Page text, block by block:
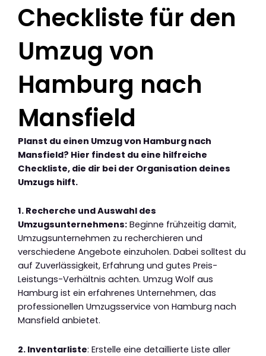
Checkliste für den
Umzug von
Hamburg nach
Mansfield
Planst du einen Umzug von Hamburg nach
Mansfield? Hier findest du eine hilfreiche
Checkliste, die dir bei der Organisation deines
Umzugs hilft.
1. Recherche und Auswahl des
Umzugsunternehmens: Beginne frühzeitig damit,
Umzugsunternehmen zu recherchieren und
verschiedene Angebote einzuholen. Dabei solltest du
auf Zuverlässigkeit, Erfahrung und gutes Preis-
Leistungs-Verhältnis achten. Umzug Wolf aus
Hamburg ist ein erfahrenes Unternehmen, das
professionellen Umzugsservice von Hamburg nach
Mansfield anbietet.
2. Inventarliste: Erstelle eine detaillierte Liste aller